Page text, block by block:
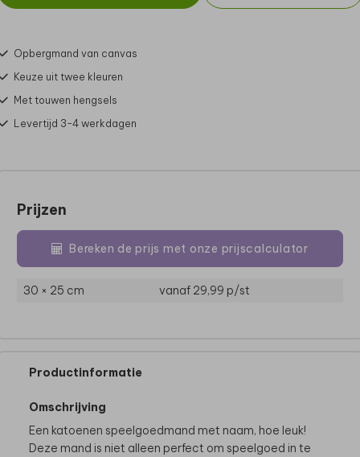
Opbergmand van canvas
Keuze uit twee kleuren
Met touwen hengsels
Levertijd 3-4 werkdagen
Prijzen
Bereken de prijs met onze prijscalculator
30 × 25 cm vanaf 29,99 p/st
Productinformatie
Omschrijving
Een katoenen speelgoedmand met naam, hoe leuk!
Deze mand is niet alleen perfect om speelgoed in te